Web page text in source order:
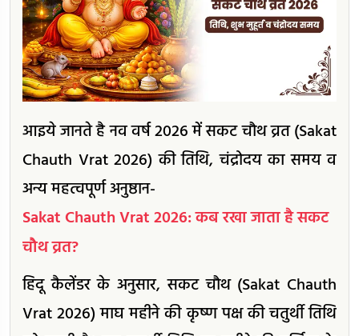
आइये जानते है नव वर्ष 2026 में सकट चौथ व्रत (Sakat
Chauth Vrat 2026) की तिथि, चंद्रोदय का समय व
अन्य महत्वपूर्ण अनुष्ठान-
Sakat Chauth Vrat 2026: कब रखा जाता है सकट
चौथ व्रत?
हिदू कैलेंडर के अनुसार, सकट चौथ (Sakat Chauth
Vrat 2026) माघ महीने की कृष्ण पक्ष की चतुर्थी तिथि